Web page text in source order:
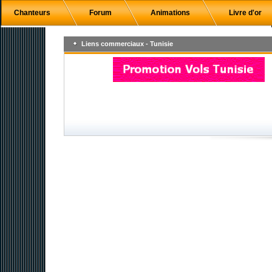
Chanteurs Forum Animations Livre d'or
Liens commerciaux - Tunisie